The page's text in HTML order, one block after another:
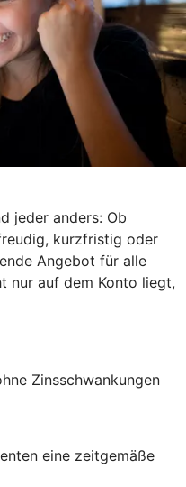
jeder anders: Ob
kurzfristig oder
Angebot für alle
nur auf dem Konto liegt,
Zinsschwankungen
eine zeitgemäße